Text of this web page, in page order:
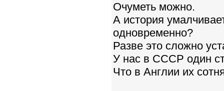
Очуметь можно.
А история
одновременно?
Разве это сложно
У нас в СССР один
Что в Англии их